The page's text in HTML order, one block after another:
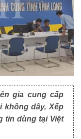
gia cung cấp
không dây, Xếp
tin dùng tại Việt